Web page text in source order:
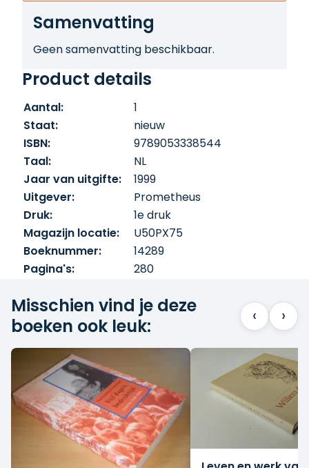
Samenvatting
Geen samenvatting beschikbaar.
Product details
Aantal:
1
Staat:
nieuw
ISBN:
9789053338544
Taal:
NL
Jaar van uitgifte:
1999
Uitgever:
Prometheus
Druk:
1e druk
Magazijn locatie:
U50PX75
Boeknummer:
14289
Pagina's:
280
Misschien vind je deze
boeken ook leuk:
‹ ›